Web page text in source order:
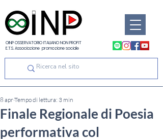
OINP OSSERVATORIO ITALIANO NON PROFIT
E.T.S. Associazione promozione sociale
Finale Regionale di Poesia
performativa col
8 aprTempo di lettura: 3 min